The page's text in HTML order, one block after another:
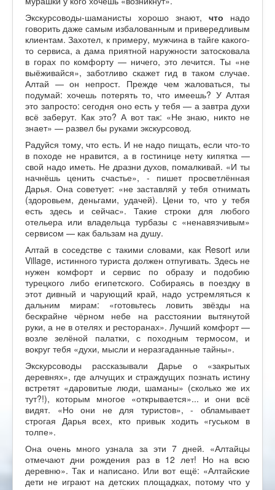
Экскурсоводы-шаманисты хорошо знают, что надо
говорить даже самым избалованным и привередливым
клиентам. Захотел, к примеру, мужчина в тайге какого-
то сервиса, а дама приятной наружности затосковала
в горах по комфорту — ничего, это лечится. Ты «не
выёживайся», заботливо скажет гид в таком случае.
Алтай — он непрост. Прежде чем жаловаться, ты
подумай: хочешь потерять то, что имеешь? У Алтая
это запросто: сегодня оно есть у тебя — а завтра духи
всё заберут. Как это? А вот так: «Не знаю, никто не
знает» — развел бы руками экскурсовод.
Радуйся тому, что есть. И не надо пищать, если что-то
в походе не нравится, а в гостинице нету кипятка —
свой надо иметь. Не дразни духов, помалкивай. «И ты
начнёшь ценить счастье», - пишет просветлённая
Дарья. Она советует: «не заставляй у тебя отнимать
(здоровьем, деньгами, удачей). Цени то, что у тебя
есть здесь и сейчас». Такие строки для любого
отельера или владельца турбазы с «ненавязчивым»
сервисом — как бальзам на душу.
Алтай в соседстве с такими словами, как Resort или
Village, истинного туриста должен отпугивать. Здесь не
нужен комфорт и сервис по образу и подобию
турецкого либо египетского. Собираясь в поездку в
этот дивный и чарующий край, надо устремляться к
дальним мирам: «готовьтесь ловить звёзды на
бескрайне чёрном небе на расстоянии вытянутой
руки, а не в отелях и ресторанах». Лучший комфорт —
возле зелёной палатки, с походным термосом, и
вокруг тебя «духи, мысли и неразгаданные тайны».
Экскурсоводы рассказывали Дарье о «закрытых
деревнях», где алчущих и страждущих познать истину
встретят «даровитые люди, шаманы» (сколько же их
тут?!), которым многое «открывается»... и они всё
видят. «Но они не для туристов», - обламывает
строгая Дарья всех, кто привык ходить «гуськом в
толпе».
Она очень много узнала за эти 7 дней. «Алтайцы
отмечают дни рождения раз в 12 лет! Но на всю
деревню». Так и написано. Или вот ещё: «Алтайские
дети не играют на детских площадках, потому что у